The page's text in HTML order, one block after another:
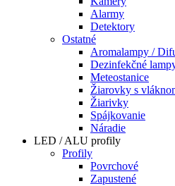
Alarmy
Detektory
Ostatné
Aromalampy /
Dezinfekčné
Meteostanice
Žiarovky s
Žiarivky
Spájkovanie
Náradie
LED / ALU profily
Profily
Povrchové
Zapustené